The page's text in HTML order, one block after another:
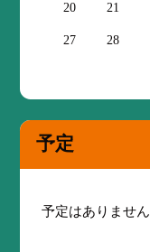
20 21
27 28
予定
予定はありません